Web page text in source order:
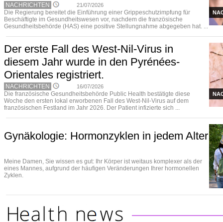
NACHRICHTEN 21/07/2026
Die Regierung bereitet die Einführung einer Grippeschutzimpfung für
Beschäftigte im Gesundheitswesen vor, nachdem die französische
Gesundheitsbehörde (HAS) eine positive Stellungnahme abgegeben hat. ...
Der erste Fall des West-Nil-Virus in
diesem Jahr wurde in den Pyrénées-
Orientales registriert.
NACHRICHTEN 16/07/2026
Die französische Gesundheitsbehörde Public Health bestätigte diese
Woche den ersten lokal erworbenen Fall des West-Nil-Virus auf dem
französischen Festland im Jahr 2026. Der Patient infizierte sich ...
Gynäkologie: Hormonzyklen in jedem Alter
Meine Damen, Sie wissen es gut: Ihr Körper ist weitaus komplexer als der
eines Mannes, aufgrund der häufigen Veränderungen Ihrer hormonellen
Zyklen.